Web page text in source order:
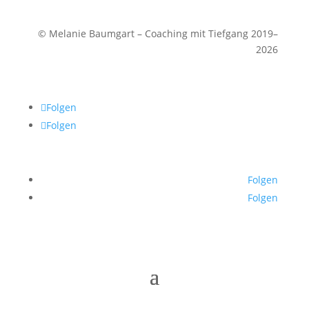
© Melanie Baumgart – Coaching mit Tiefgang 2019–
2026
Folgen
Folgen
Folgen
Folgen